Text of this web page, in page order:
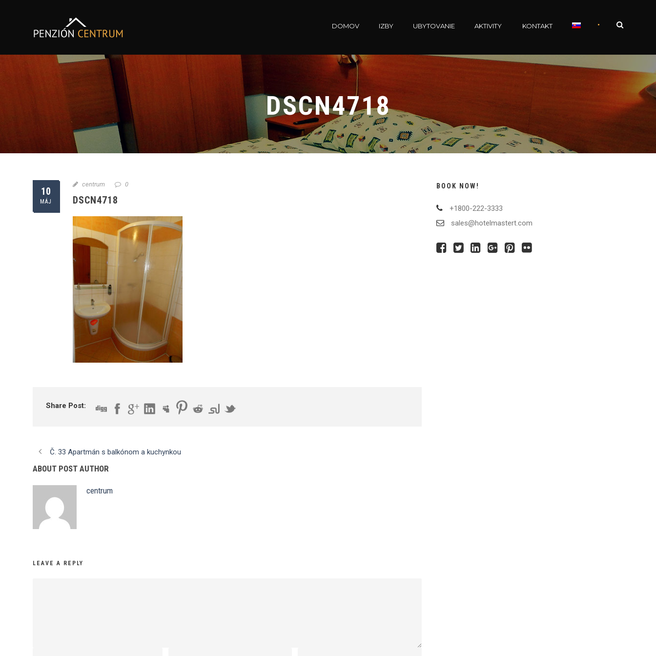
DOMOV IZBY UBYTOVANIE AKTIVITY KONTAKT •
DSCN4718
10
MÁJ
centrum 0
DSCN4718
Share Post:
Č. 33 Apartmán s balkónom a kuchynkou
ABOUT POST AUTHOR
centrum
LEAVE A REPLY
BOOK NOW!
+1800-222-3333
sales@hotelmastert.com